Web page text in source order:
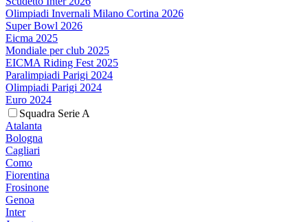
Olimpiadi Invernali Milano Cortina 2026
Super Bowl 2026
Eicma 2025
Mondiale per club 2025
EICMA Riding Fest 2025
Paralimpiadi Parigi 2024
Olimpiadi Parigi 2024
Euro 2024
Squadra Serie A
Atalanta
Bologna
Cagliari
Como
Fiorentina
Frosinone
Genoa
Inter